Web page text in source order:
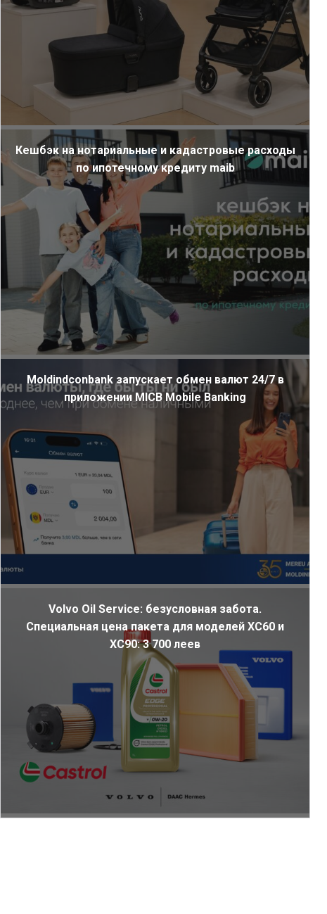
Кешбэк на нотариальные и кадастровые расходы
по ипотечному кредиту maib
Moldindconbank запускает обмен валют 24/7 в
приложении MICB Mobile Banking
Volvo Oil Service: безусловная забота.
Специальная цена пакета для моделей XC60 и
XC90: 3 700 леев